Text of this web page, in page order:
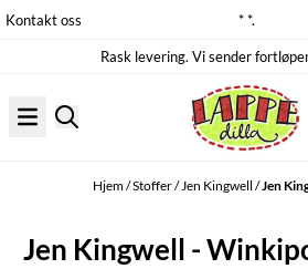
Hopp til innhold
Kontakt oss * *.
Rask levering. Vi sender
Hjem/Stoffer/Jen Kingwell /Jen
Jen Kingwell -